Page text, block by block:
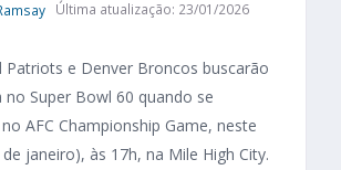
Última atualização: 23/01/2026
Patriots e Denver Broncos buscarão
no Super Bowl 60 quando se
AFC Championship Game, neste
janeiro), às 17h, na Mile High City.